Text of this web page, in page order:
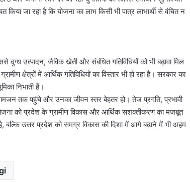
जा रहा है कि योजना का लाभ किसी भी पात्र लाभार्थी से वंचित न
दुग्ध उत्पादन, जैविक खेती और संबंधित गतिविधियों को भी बढ़ावा मिल
क्षेत्रों में आर्थिक गतिविधियों का विस्तार भी हो रहा है। सरकार का
निभाती हैं।
तक पहुंचे और उनका जीवन स्तर बेहतर हो। तेज प्रगति, प्रभावी
को प्रदेश के ग्रामीण विकास और आर्थिक सशक्तीकरण का मजबूत
बल्कि उत्तर प्रदेश को समग्र विकास की दिशा में आगे बढ़ाने में भी अहम